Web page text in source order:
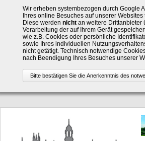
Wir erheben systembezogen durch Google
Ihres online Besuches auf unserer
Diese werden nichtan weitere Drittanbieter
Verarbeitung der auf Ihrem Gerät
wie z.B. Cookies oder persönliche
sowie Ihres individuellen
nicht getätigt. Technisch notwendige
nach Beendigung Ihres Besuches unserer